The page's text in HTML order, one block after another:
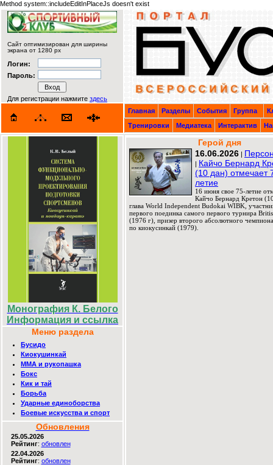
Method system::includeEditInPlaceJs doesn't exist
Сайт оптимизирован для ширины
экрана от 1280 px
Логин:
Пароль:
Для регистрации нажмите здесь
Главная
Разделы События Группа
Тренировки
Медиатека Интерактив
Монография К. Белого
Информация и ссылка
Меню раздела
Бусидо
Киокушинкай
MMA и рукопашка
Бокс
Кик и тай
Борьба
Ударные единоборства
Боевые искусства и спорт
Обновления
25.05.2026
Рейтинг: обновлен
22.04.2026
Рейтинг: обновлен
Герой дня
16.06.2026 |
| Кайчо Бернард
(10 дан) отмечает
летие
16 июня свое 75-летие
Кайчо Бернард Кретон
глава World Independent Budokai WIBK,
первого поединка самого первого турнира
(1976 г), призер второго абсолютного
по киокусинкай (1979).